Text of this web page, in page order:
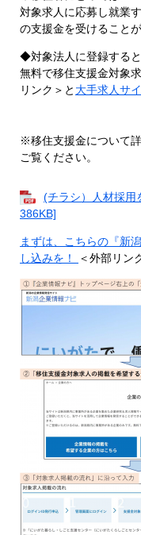
対象求人に応募し就業
の支援金を受けること
◆対象法人に登録する
無料で移住支援金対象
リンク＞ と 大手求人サ
※移住支援金について
ご覧ください。
(チラシ）人材採用
386KB]
まずは、こちらの『新
し込みを！
＜外部リン